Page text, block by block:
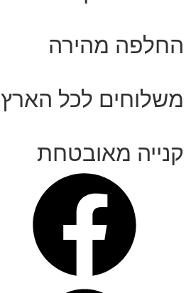
החלפה מהירה
משלוחים לכל הארץ
קנייה מאובטחת